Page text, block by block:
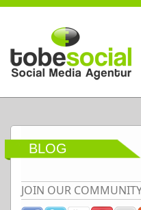
BLOG
JOIN OUR